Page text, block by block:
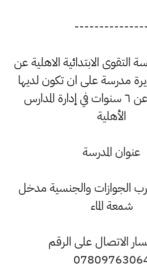
الابتدائية الاهلية عن
مدرسة على ان تكون لديها
خبره لا تقل عن ٦ سنوات في إدارة المدارس
الأهلية
المدرسة
والجنسية مدخل
شمعة الماء
الاتصال على الرقم